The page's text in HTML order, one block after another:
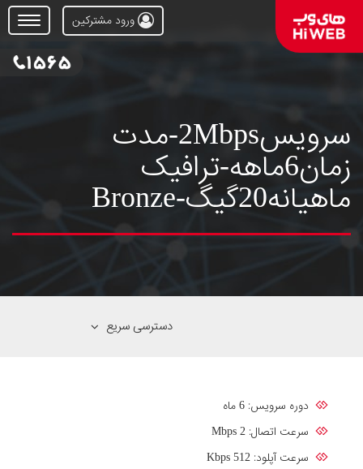
Open
Menu
ورود مشترکین
سرویس2Mbps-مدت
زمان6ماهه-ترافیک
ماهیانه20گیگ-Bronze
دسترسی سریع
دوره سرویس: 6 ماه
سرعت اتصال: Mbps 2
سرعت آپلود: Kbps 512